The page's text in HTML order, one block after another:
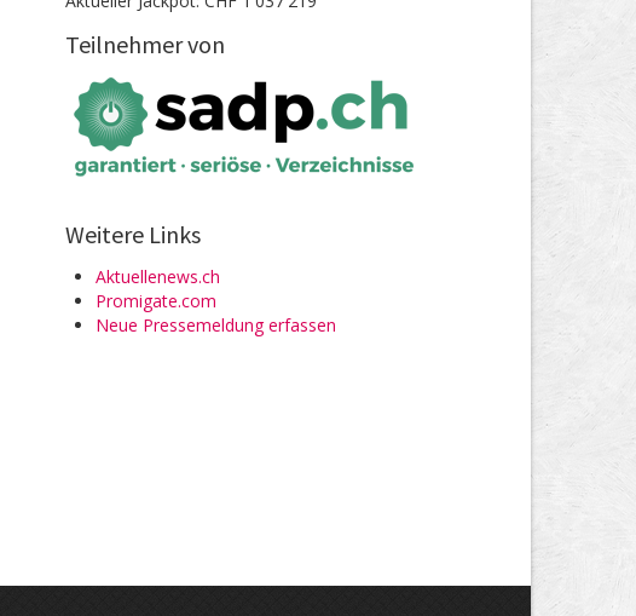
Teilnehmer von
Weitere Links
Aktuellenews.ch
Promigate.com
Neue Pressemeldung erfassen